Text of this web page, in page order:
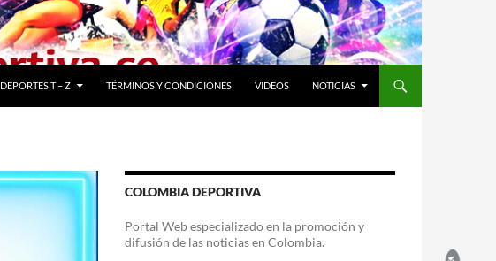
DEPORTES T – Z TÉRMINOS Y CONDICIONES VIDEOS NOTICIAS
COLOMBIA DEPORTIVA
Portal Web especializado en la promoción y
difusión de las noticias en Colombia.